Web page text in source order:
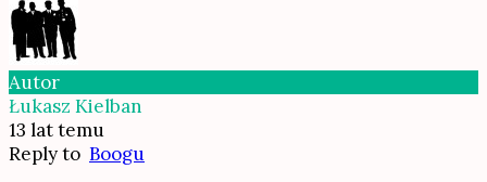
Autor
Łukasz Kielban
13 lat temu
Reply to Boogu